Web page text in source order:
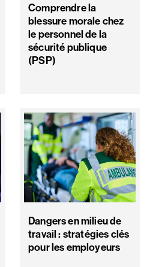
Comprendre la
blessure morale chez
le personnel de la
sécurité publique
(PSP)
Dangers en milieu de
travail : stratégies clés
pour les employeurs